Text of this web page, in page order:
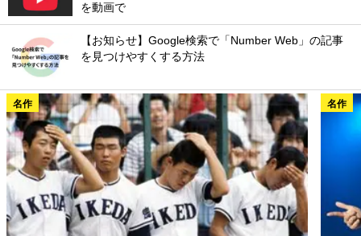
を動画で
【お知らせ】Google検索で「Number Web」の記事
を見つけやすくする方法
名作 名作